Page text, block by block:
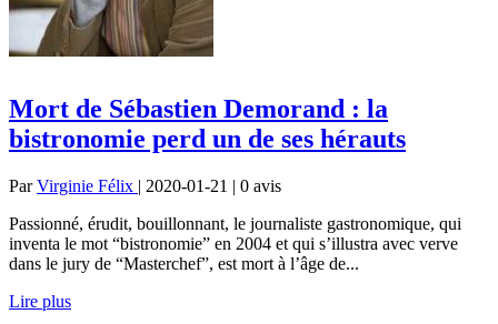
Mort de Sébastien Demorand : la
bistronomie perd un de ses hérauts
ParVirginie Félix | 2020-01-21 | 0 avis
Passionné, érudit, bouillonnant, le journaliste gastronomique, qui
inventa le mot “bistronomie” en 2004 et qui s’illustra avec verve
dans le jury de “Masterchef”, est mort à l’âge de...
Lire plus